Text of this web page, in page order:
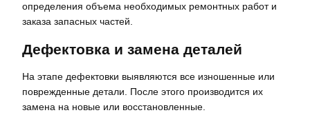
определения объема необходимых ремонтных работ и
заказа запасных частей.
Дефектовка и замена деталей
На этапе дефектовки выявляются все изношенные или
поврежденные детали. После этого производится их
замена на новые или восстановленные.